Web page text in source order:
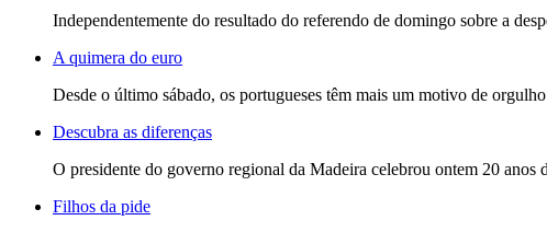
Independentemente do resultado do referendo de domingo sobre a
A quimera do euro
Desde o último sábado, os portugueses têm mais um motivo de
Descubra as diferenças
O presidente do governo regional da Madeira celebrou ontem 20 anos
Filhos da pide